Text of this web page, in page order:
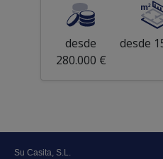
desde
280.000 €
desde
Su Casita, S.L.